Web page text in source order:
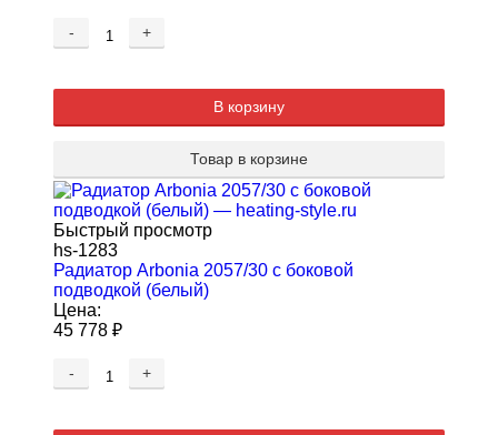
- +
В корзину
Товар в корзине
Быстрый просмотр
hs-1283
Радиатор Arbonia 2057/30 с боковой
подводкой (белый)
Цена:
45 778 ₽
- +